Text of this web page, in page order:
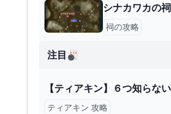
祠の攻略
注目🎳
ティアキン 攻略